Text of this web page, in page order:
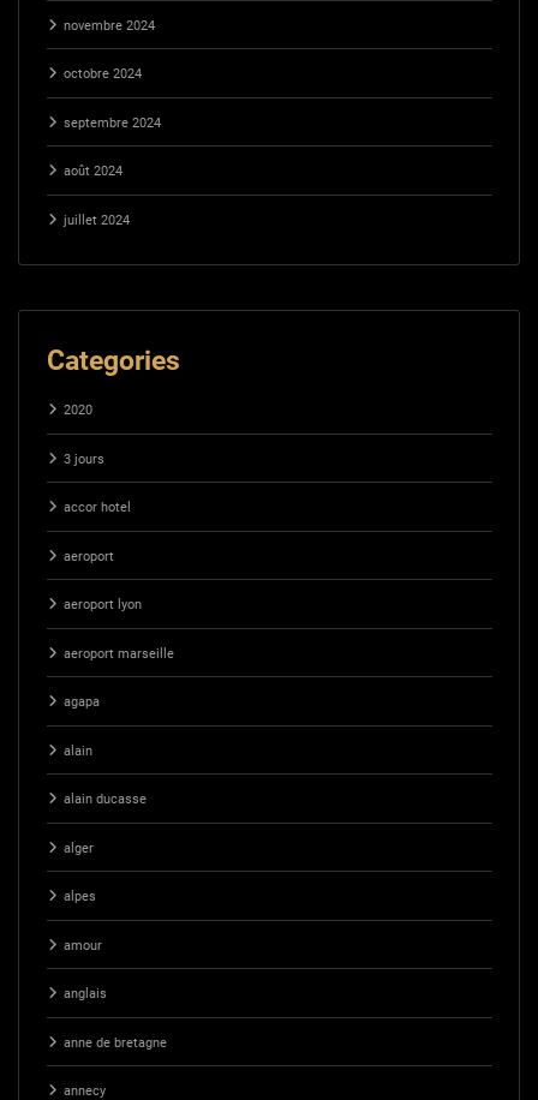
novembre 2024
octobre 2024
septembre 2024
août 2024
juillet 2024
Categories
2020
3 jours
accor hotel
aeroport
aeroport lyon
aeroport marseille
agapa
alain
alain ducasse
alger
alpes
amour
anglais
anne de bretagne
annecy